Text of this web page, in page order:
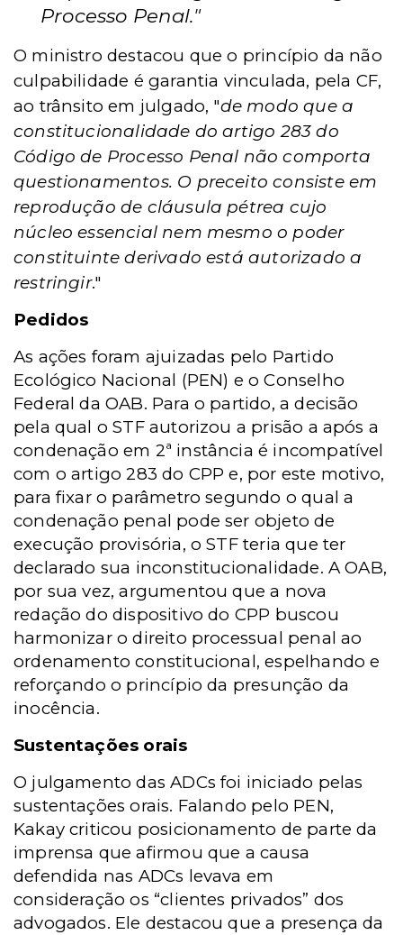
Processo Penal."
O ministro destacou que o princípio da não
culpabilidade é garantia vinculada, pela CF,
ao trânsito em julgado, "de modo que a
constitucionalidade do artigo 283 do
Código de Processo Penal não comporta
questionamentos. O preceito consiste em
reprodução de cláusula pétrea cujo
núcleo essencial nem mesmo o poder
constituinte derivado está autorizado a
restringir."
Pedidos
As ações foram ajuizadas pelo Partido
Ecológico Nacional (PEN) e o Conselho
Federal da OAB. Para o partido, a decisão
pela qual o STF autorizou a prisão a após a
condenação em 2ª instância é incompatível
com o artigo 283 do CPP e, por este motivo,
para fixar o parâmetro segundo o qual a
condenação penal pode ser objeto de
execução provisória, o STF teria que ter
declarado sua inconstitucionalidade. A OAB,
por sua vez, argumentou que a nova
redação do dispositivo do CPP buscou
harmonizar o direito processual penal ao
ordenamento constitucional, espelhando e
reforçando o princípio da presunção da
inocência.
Sustentações orais
O julgamento das ADCs foi iniciado pelas
sustentações orais. Falando pelo PEN,
Kakay criticou posicionamento de parte da
imprensa que afirmou que a causa
defendida nas ADCs levava em
consideração os “clientes privados” dos
advogados. Ele destacou que a presença da